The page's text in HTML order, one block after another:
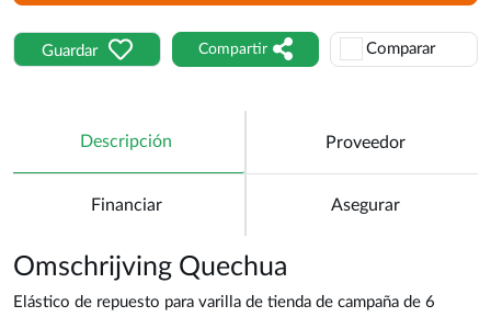
Guardar Compartir Comparar
Descripción Proveedor
Financiar Asegurar
Omschrijving Quechua
Elástico de repuesto para varilla de tienda de campaña de 6